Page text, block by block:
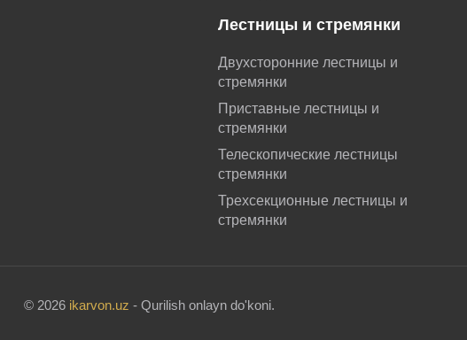
Лестницы и стремянки
Двухсторонние лестницы и
стремянки
Приставные лестницы и
стремянки
Телескопические лестницы
стремянки
Трехсекционные лестницы и
стремянки
© 2026 ikarvon.uz - Qurilish onlayn do'koni.